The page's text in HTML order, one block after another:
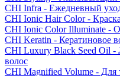
CHI Infra - Ежедневный
CHI Ionic Hair Color -
CHI Ionic Color Illuminate -
CHI Keratin - Кератиновое
CHI Luxury Black Seed Oil -
волос
CHI Magnified Volume - Для